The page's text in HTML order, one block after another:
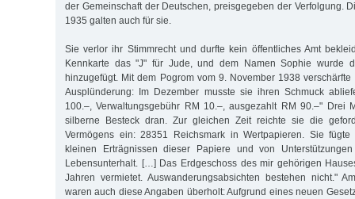
der Gemeinschaft der Deutschen, preisgegeben der Verfolgung.
1935 galten auch für sie.
Sie verlor ihr Stimmrecht und durfte kein öffentliches Amt
Kennkarte das "J" für Jude, und dem Namen Sophie wurde
hinzugefügt. Mit dem Pogrom vom 9. November 1938
Ausplünderung: Im Dezember musste sie ihren Schmuck
100.–, Verwaltungsgebühr RM 10.–, ausgezahlt RM 90.–" Drei
silberne Besteck dran. Zur gleichen Zeit reichte sie die
Vermögens ein: 28351 Reichsmark in Wertpapieren. Sie
kleinen Erträgnissen dieser Papiere und von
Lebensunterhalt. […] Das Erdgeschoss des mir gehörigen
Jahren vermietet. Auswanderungsabsichten bestehen nicht."
waren auch diese Angaben überholt: Aufgrund eines neuen